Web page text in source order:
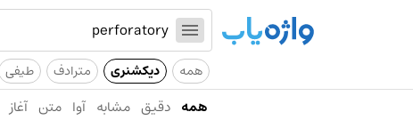
همه دیکشنری مترادف طیفی
همه دقیق مشابه آوا متن آغاز